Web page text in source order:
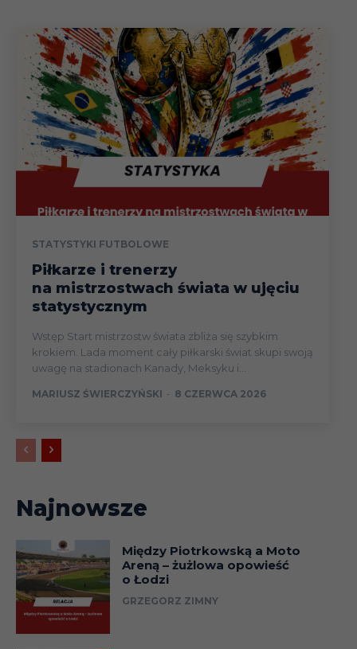
STATYSTYKI FUTBOLOWE
Piłkarze i trenerzy
na mistrzostwach świata w ujęciu
statystycznym
Wstęp Start mistrzostw świata zbliża się szybkim
krokiem. Lada moment cały piłkarski świat skupi swoją
uwagę na stadionach Kanady, Meksyku i...
MARIUSZ ŚWIERCZYŃSKI - 8 CZERWCA 2026
Najnowsze
Między Piotrkowską a Moto
Areną – żużlowa opowieść
o Łodzi
GRZEGORZ ZIMNY